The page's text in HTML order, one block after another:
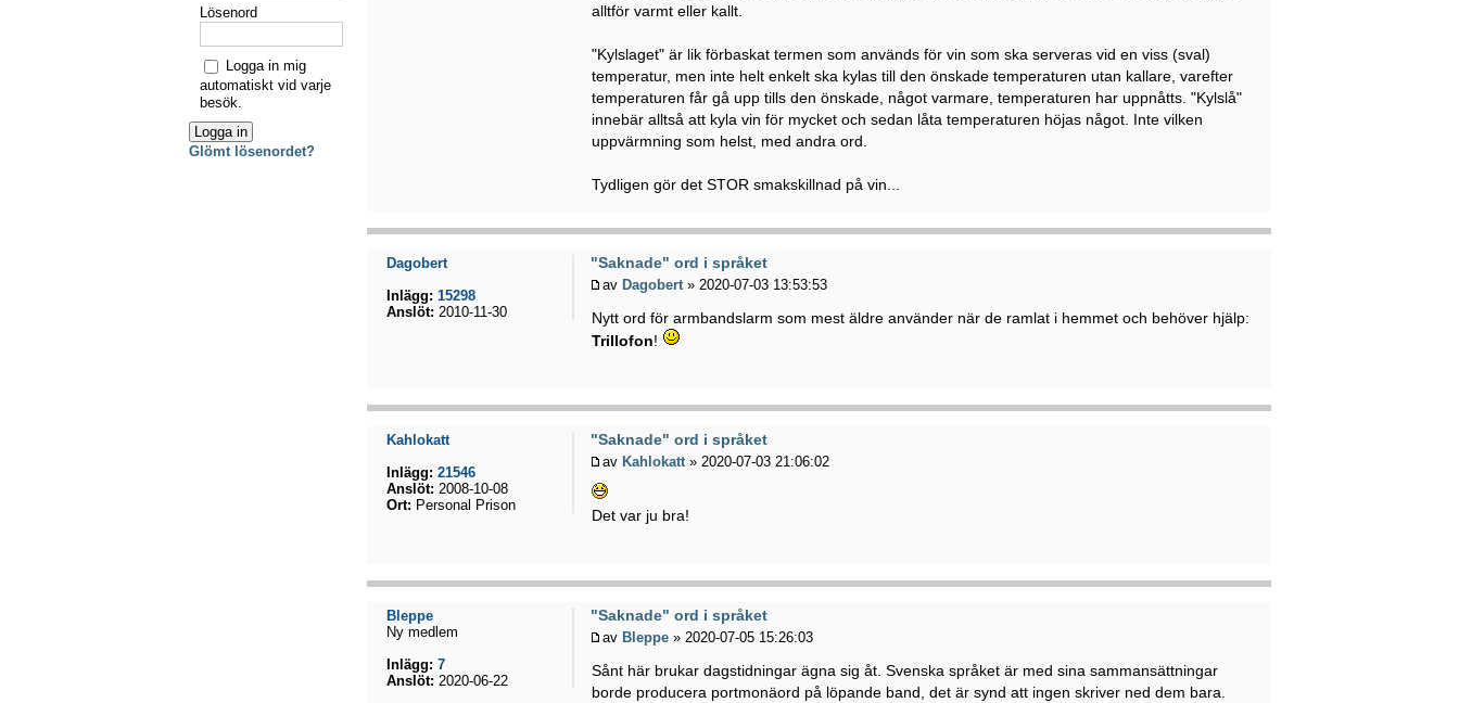
alltför varmt eller kallt.
"Kylslaget" är lik förbaskat termen som används för vin som ska serveras vid en viss (sval)
temperatur, men inte helt enkelt ska kylas till den önskade temperaturen utan kallare, varefter
temperaturen får gå upp tills den önskade, något varmare, temperaturen har uppnåtts. "Kylslå"
innebär alltså att kyla vin för mycket och sedan låta temperaturen höjas något. Inte vilken
uppvärmning som helst, med andra ord.
Tydligen gör det STOR smakskillnad på vin...
"Saknade" ord i språket
av Dagobert » 2020-07-03 13:53:53
Nytt ord för armbandslarm som mest äldre använder när de ramlat i hemmet och behöver hjälp:
Trillofon!
Dagobert
Inlägg: 15298
Anslöt: 2010-11-30
"Saknade" ord i språket
avKahlokatt » 2020-07-03 21:06:02
Det var ju bra!
Kahlokatt
Inlägg: 21546
Anslöt: 2008-10-08
Ort: Personal Prison
"Saknade" ord i språket
av Bleppe » 2020-07-05 15:26:03
Sånt här brukar dagstidningar ägna sig åt. Svenska språket är med sina sammansättningar
borde producera portmonäord på löpande band, det är synd att ingen skriver ned dem bara.
Bleppe
Ny medlem
Inlägg: 7
Anslöt: 2020-06-22
Lösenord
Logga in mig
automatiskt vid varje
besök.
Glömt lösenordet?